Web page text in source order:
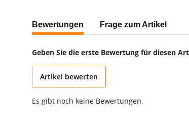
weitere Registerkarten anzeigen
Bewertungen Frage zum Artikel
Geben Sie die erste Bewertung für diesen
Artikel bewerten
Es gibt noch keine Bewertungen.